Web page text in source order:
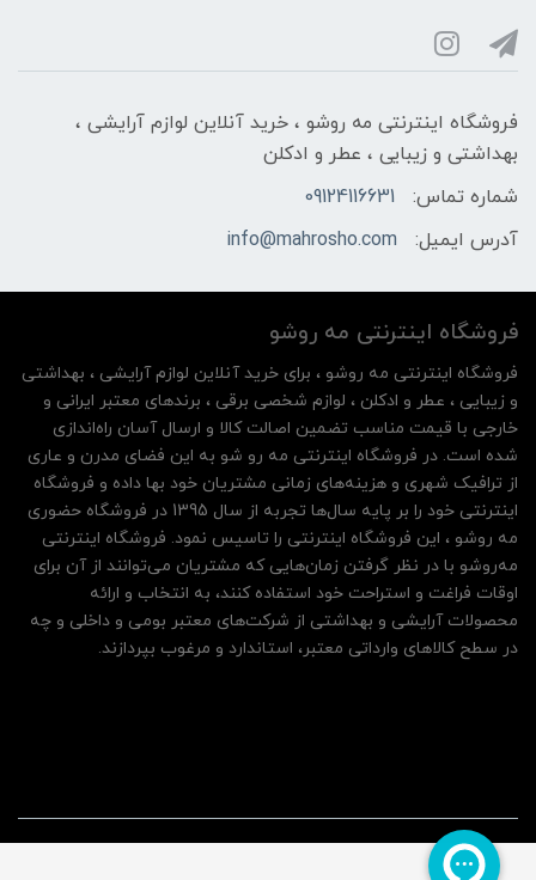
فروشگاه اینترنتی مه‌ رو‌شو ، خرید آنلاین لوازم آرایشی ،
بهداشتی و زیبایی ، عطر و ادکلن
شماره تماس:
09124116631
آدرس ایمیل:
info@mahrosho.com
فروشگاه اینترنتی مه‌ رو‌شو
فروشگاه اینترنتی مه‌ رو‌شو ، برای خرید آنلاین لوازم آرایشی ، بهداشتی
و زیبایی ، عطر و ادکلن ، لوازم شخصی برقی ، برندهای معتبر ایرانی و
خارجی با قیمت مناسب تضمین اصالت کالا و ارسال آسان راه‌اندازی
شده است. در فروشگاه اینترنتی مه رو شو به این فضای مدرن و عاری
از ترافیک شهری و هزینه‌های زمانی مشتریان خود بها داده و فروشگاه
اینترنتی خود را بر پایه سال‌ها تجربه از سال 1395 در فروشگاه حضوری
مه روشو ، این فروشگاه اینترنتی را تاسیس نمود. فروشگاه اینترنتی
مه‌رو‌شو با در نظر گرفتن زمان‌هایی که مشتریان می‌توانند از آن‌ برای
اوقات فراغت و استراحت خود استفاده کنند، به انتخاب و ارائه
محصولات آرایشی و بهداشتی از شرکت‌های معتبر بومی و داخلی و چه
در سطح کالاهای وارداتی معتبر، استاندارد و مرغوب بپردازند.